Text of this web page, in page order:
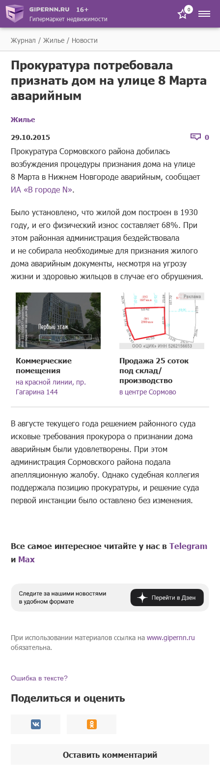
16+
Гипермаркет недвижимости
0
Журнал Жилье Новости
Прокуратура потребовала
признать дом на улице 8 Марта
аварийным
Жилье
29.10.2015
0
Прокуратура Сормовского района добилась
возбуждения процедуры признания дома на улице
8 Марта в Нижнем Новгороде аварийным, сообщает
ИА «В городе N».
Было установлено, что жилой дом построен в 1930
году, и его физический износ составляет 68%. При
этом районная администрация бездействовала
и не собирала необходимые для признания жилого
дома аварийным документы, несмотря на угрозу
жизни и здоровью жильцов в случае его обрушения.
Коммерческие
помещения
на красной линии, пр.
Гагарина 144
Продажа 25 соток
под склад/
производство
в центре Сормово
В августе текущего года решением районного суда
исковые требования прокурора о признании дома
аварийным были удовлетворены. При этом
администрация Сормовского района подала
апелляционную жалобу. Однако судебная коллегия
поддержала позицию прокуратуры, и решение суда
первой инстанции было оставлено без изменения.
Все самое интересное читайте у нас вTelegram
и Mах
При использовании материалов ссылка наwww.gipernn.ru
обязательна.
Ошибка в тексте?
Поделиться и оценить
Оставить комментарий